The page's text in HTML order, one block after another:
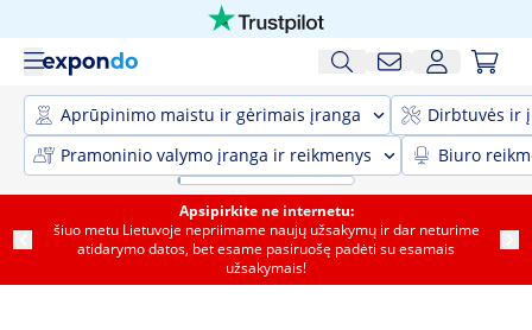
Aprūpinimo maistu ir gėrimais įranga
Dirbtuvės ir
Pramoninio valymo įranga ir reikmenys
Biuro
Apsipirkite ne internetu:
šiuo metu Lietuvoje nepriimame naujų užsakymų ir dar neturime
atidarymo datos, bet esame pasiruošę padėti su esamais
užsakymais!